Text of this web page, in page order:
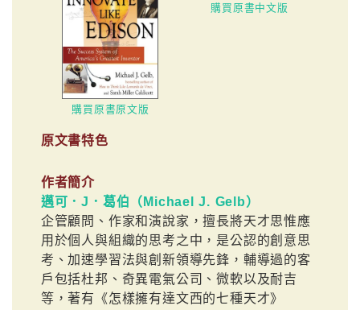
購買原書原文版
購買原書中文版
原文書特色
作者簡介
邁可．J．葛伯（Michael J. Gelb）
企管顧問、作家和演說家，擅長將天才思惟應
用於個人與組織的思考之中，是公認的創意思
考、加速學習法與創新領導先鋒，輔導過的客
戶包括杜邦、奇異電氣公司、微軟以及耐吉
等，著有《怎樣擁有達文西的七種天才》